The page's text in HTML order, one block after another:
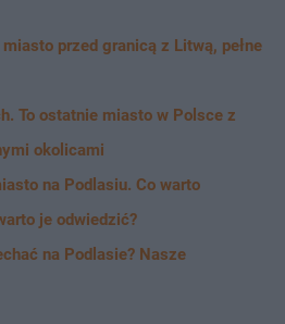
przed granicą z Litwą, pełne
To ostatnie miasto w Polsce z
okolicami
na Podlasiu. Co warto
je odwiedzić?
na Podlasie? Nasze